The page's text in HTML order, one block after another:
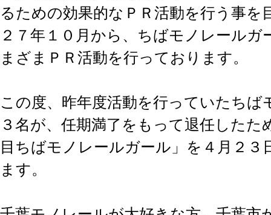
るための効果的なＰＲ活動を行う事を
２７年１０月から、ちばモノレールガ
まざまＰＲ活動を行っております。
この度、昨年度活動を行っていたちば
３名が、任期満了をもって退任したた
目ちばモノレールガール」を４月２３
ます。